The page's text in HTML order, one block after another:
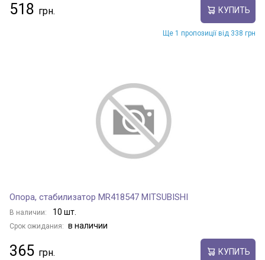
518 КУПИТЬ
Ще 1 пропозиції від 338 грн
Опора, стабилизатор MR418547 MITSUBISHI
В наличии: 10 шт.
Срок ожидания: в наличии
365 КУПИТЬ